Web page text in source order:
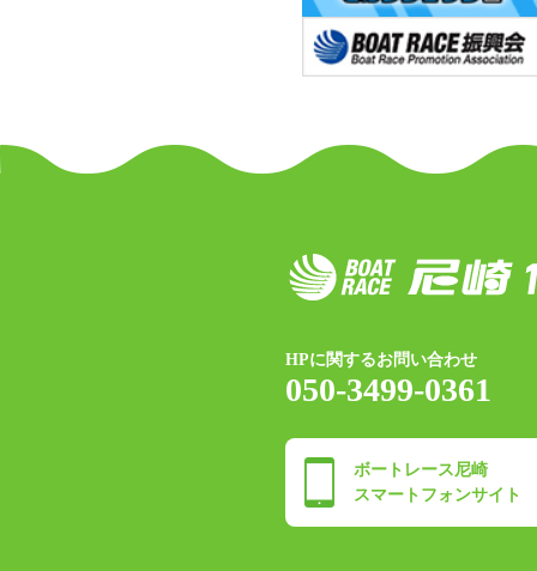
HPに関するお問い合わせ
050-3499-0361
ボートレース尼崎
スマートフォンサイト